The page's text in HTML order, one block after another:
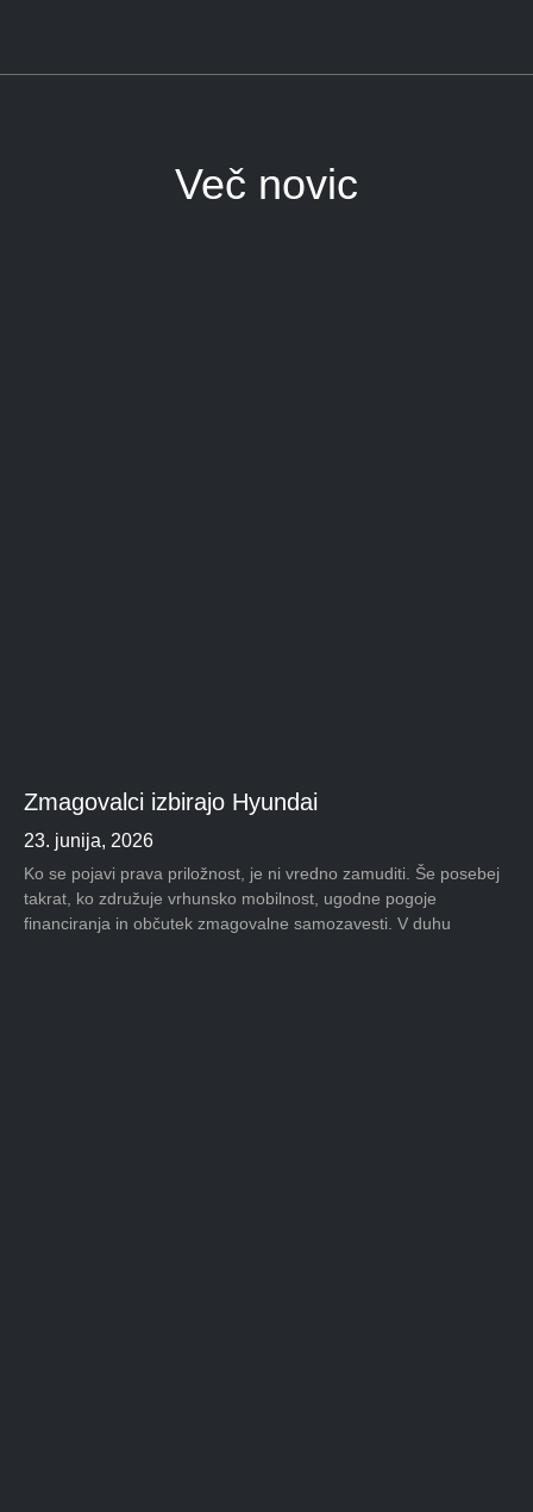
Več novic
Zmagovalci izbirajo Hyundai
23. junija, 2026
Ko se pojavi prava priložnost, je ni vredno zamuditi. Še posebej
takrat, ko združuje vrhunsko mobilnost, ugodne pogoje
financiranja in občutek zmagovalne samozavesti. V duhu